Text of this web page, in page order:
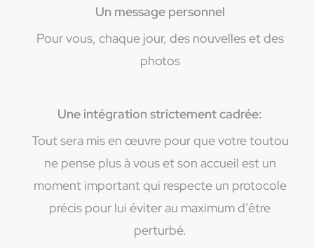
Un message personnel
Pour vous, chaque jour, des nouvelles et des
photos
Une intégration strictement cadrée:
Tout sera mis en œuvre pour que votre toutou
ne pense plus à vous et son accueil est un
moment important qui respecte un protocole
précis pour lui éviter au maximum d’être
perturbé.